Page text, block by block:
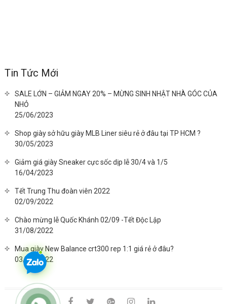
Tin Tức Mới
SALE LỚN – GIẢM NGAY 20% – MỪNG SINH NHẬT NHÀ GÓC CỦA
NHỎ
25/06/2023
Shop giày sở hữu giày MLB Liner siêu rẻ ở đâu tại TP HCM ?
30/05/2023
Giảm giá giày Sneaker cực sốc dịp lễ 30/4 và 1/5
16/04/2023
Tết Trung Thu đoàn viên 2022
02/09/2022
Chào mừng lễ Quốc Khánh 02/09 -Tết Độc Lập
31/08/2022
Mua giày New Balance crt300 rep 1:1 giá rẻ ở đâu?
03/08/2022
facebooktwittergoogleinstagramlinkedin